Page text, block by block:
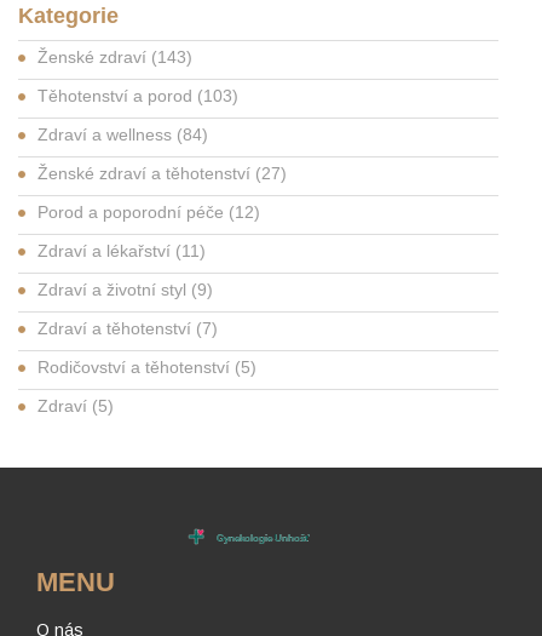
Kategorie
Ženské zdraví (143)
Těhotenství a porod (103)
Zdraví a wellness (84)
Ženské zdraví a těhotenství (27)
Porod a poporodní péče (12)
Zdraví a lékařství (11)
Zdraví a životní styl (9)
Zdraví a těhotenství (7)
Rodičovství a těhotenství (5)
Zdraví (5)
MENU
O nás